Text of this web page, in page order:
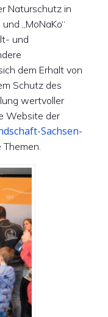
Naturschutz in
„MoNaKo“
und
dem Erhalt von
Schutz des
wertvoller
Website der
Sachsen-